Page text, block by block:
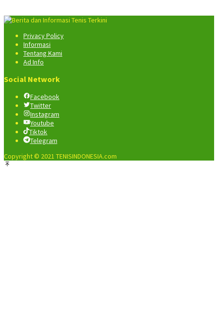
Privacy Policy
Informasi
Tentang Kami
Ad Info
Social Network
Facebook
Twitter
Instagram
Youtube
Tiktok
Telegram
Copyright © 2021 TENISINDONESIA.com